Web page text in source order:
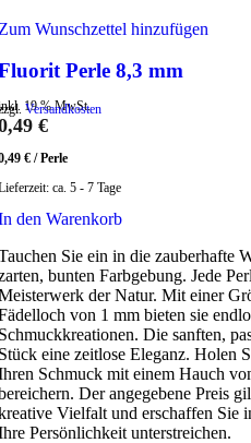
Wunschzettel hinzufügen
Perle 8,3 mm
19 % MwSt.
Versandkosten
€
€ /Perle
ca. 5 - 7 Tage
den Warenkorb
Sie ein in die zauberhafte
bunten Farbgebung. Jede
der Natur. Mit einer
von 1 mm bieten sie
Die sanften,
eine zeitlose Eleganz. Holen
Schmuck mit einem Hauch
Der angegebene Preis
Vielfalt und erschaffen Sie
Persönlichkeit unterstreichen.